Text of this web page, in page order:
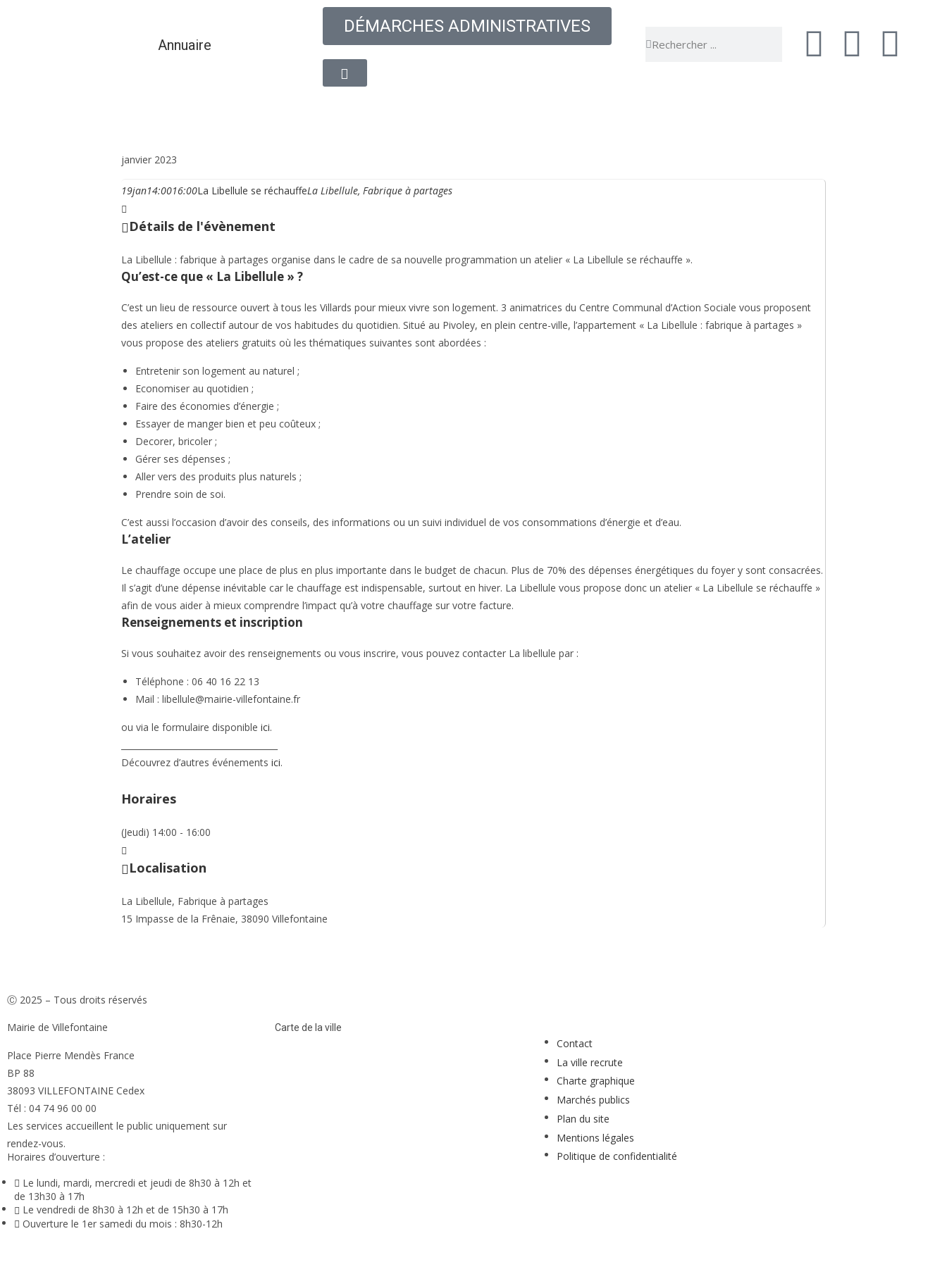
Annuaire
DÉMARCHES ADMINISTRATIVES
janvier 2023
19jan14:0016:00La Libellule se réchauffeLa Libellule, Fabrique à partages
Détails de l'évènement
La Libellule : fabrique à partages organise dans le cadre de sa nouvelle programmation un atelier « La Libellule se réchauffe ».
Qu’est-ce que « La Libellule » ?
C’est un lieu de ressource ouvert à tous les Villards pour mieux vivre son logement. 3 animatrices du Centre Communal d’Action Sociale vous proposent
des ateliers en collectif autour de vos habitudes du quotidien. Situé au Pivoley, en plein centre-ville, l’appartement « La Libellule : fabrique à partages »
vous propose des ateliers gratuits où les thématiques suivantes sont abordées :
Entretenir son logement au naturel ;
Economiser au quotidien ;
Faire des économies d’énergie ;
Essayer de manger bien et peu coûteux ;
Decorer, bricoler ;
Gérer ses dépenses ;
Aller vers des produits plus naturels ;
Prendre soin de soi.
C’est aussi l’occasion d’avoir des conseils, des informations ou un suivi individuel de vos consommations d’énergie et d’eau.
L’atelier
Le chauffage occupe une place de plus en plus importante dans le budget de chacun. Plus de 70% des dépenses énergétiques du foyer y sont consacrées.
Il s’agit d’une dépense inévitable car le chauffage est indispensable, surtout en hiver. La Libellule vous propose donc un atelier « La Libellule se réchauffe »
afin de vous aider à mieux comprendre l’impact qu’à votre chauffage sur votre facture.
Renseignements et inscription
Si vous souhaitez avoir des renseignements ou vous inscrire, vous pouvez contacter La libellule par :
Téléphone : 06 40 16 22 13
Mail : libellule@mairie-villefontaine.fr
ou via le formulaire disponible ici.
Découvrez d’autres événements ici.
Horaires
(Jeudi) 14:00 - 16:00
Localisation
La Libellule, Fabrique à partages
15 Impasse de la Frênaie, 38090 Villefontaine
Ⓒ 2025 – Tous droits réservés
Mairie de Villefontaine
Place Pierre Mendès France
BP 88
38093 VILLEFONTAINE Cedex
Tél : 04 74 96 00 00
Les services accueillent le public uniquement sur
rendez-vous.
Horaires d’ouverture :
Le lundi, mardi, mercredi et jeudi de 8h30 à 12h et
de 13h30 à 17h
Le vendredi de 8h30 à 12h et de 15h30 à 17h
Ouverture le 1er samedi du mois : 8h30-12h
Carte de la ville
Contact
La ville recrute
Charte graphique
Marchés publics
Plan du site
Mentions légales
Politique de confidentialité